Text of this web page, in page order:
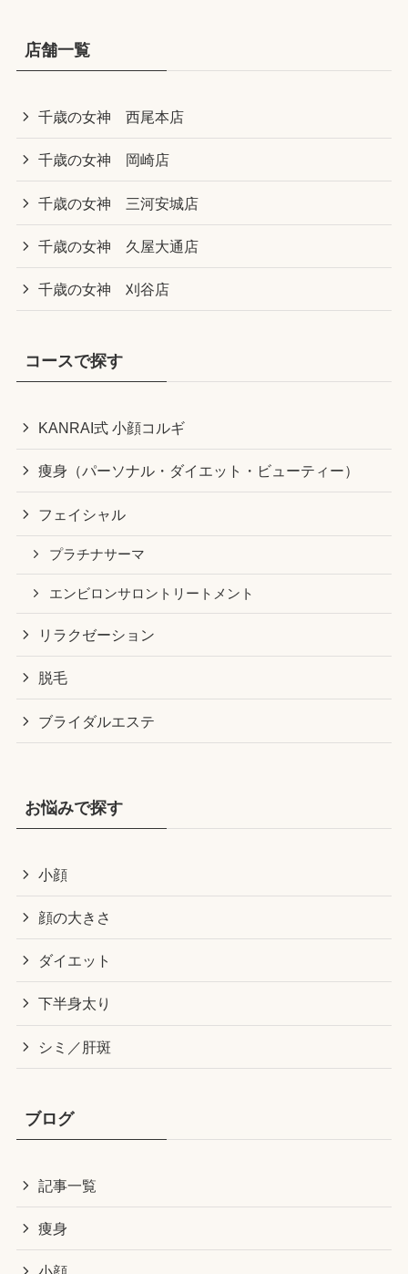
店舗一覧
千歳の女神 西尾本店
千歳の女神 岡崎店
千歳の女神 三河安城店
千歳の女神 久屋大通店
千歳の女神 刈谷店
コースで探す
KANRAI式 小顔コルギ
痩身（パーソナル・ダイエット・ビューティー）
フェイシャル
プラチナサーマ
エンビロンサロントリートメント
リラクゼーション
脱毛
ブライダルエステ
お悩みで探す
小顔
顔の大きさ
ダイエット
下半身太り
シミ／肝斑
ブログ
記事一覧
痩身